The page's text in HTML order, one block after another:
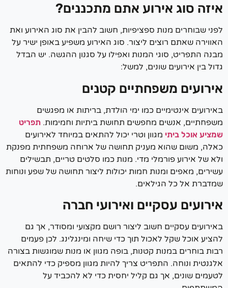
סוג אירוע אתם מתכננים?
שבוחרים מנות ספציפיות, חשוב להבין את סוג האירוע ואת
שאתם רוצים ליצור.סוג האירוע משפיע באופן ישיר על
התפריט, סוגי המנות ואפילו על סגנון ההגשה.יש הבדל
בין אירועים שונים, למשל:
משפחתיים קטנים
אינטימיים כמו ימי הולדת, בריתות או מפגשים
אנשים מחפשים תחושת ביתיות וחמימות.תפריט
אוכל ביתימגוון וטרי יכול להתאים במיוחד לאירועים
משום שהוא מעניק תחושה של ארוחה משפחתית מפנקת
של אירוע פורמלי מדי. מנות כמו סלטים טריים, תבשילים
מאפים ומנות חמות יכולות ליצור תחושה של שפע ונוחות
אל כל הגילאים.
עסקיים ואירועי חברה
עסקיים חשוב ליצור רושם מקצועי ומסודר, אך גם
אוכל שקל לאכול תוך כדי שיחה ומינגלינג.לכן פעמים
בוחרים במנות קטנות, בופה מגוון או מנות שמוגשות בצורה
ונוחה.התפריט צריך להיות מגוון מספיק כדי להתאים
שונים, אך גם קליל יחסית כדי לא להכביד על